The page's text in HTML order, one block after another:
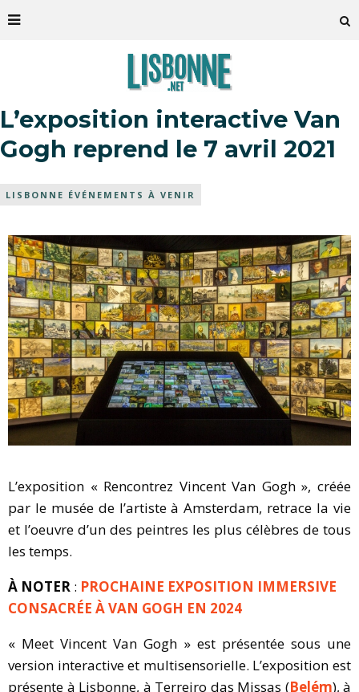
L’exposition interactive Van
Gogh reprend le 7 avril 2021
LISBONNE ÉVÉNEMENTS À VENIR
L’exposition « Rencontrez Vincent Van Gogh », créée
par le musée de l’artiste à Amsterdam, retrace la vie
et l’oeuvre d’un des peintres les plus célèbres de tous
les temps.
À NOTER : PROCHAINE EXPOSITION IMMERSIVE
CONSACRÉE À VAN GOGH EN 2024
« Meet Vincent Van Gogh » est présentée sous une
version interactive et multisensorielle. L’exposition est
présente à Lisbonne, à Terreiro das Missas (Belém), à